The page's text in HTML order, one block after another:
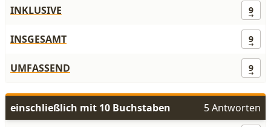
INKLUSIVE 9
INSGESAMT 9
UMFASSEND 9
einschließlich mit 10 Buchstaben
5 Antworten